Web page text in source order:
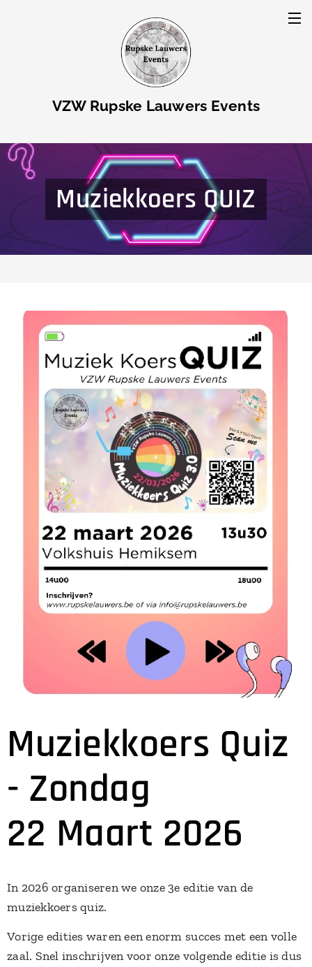
VZW Rupske Lauwers Events
Muziekkoers QUIZ
Muziekkoers Quiz
- Zondag
22 Maart 2026
In 2026 organiseren we onze 3e editie van de
muziekkoers quiz.
Vorige edities waren een enorm succes met een volle
zaal. Snel inschrijven voor onze volgende editie is dus